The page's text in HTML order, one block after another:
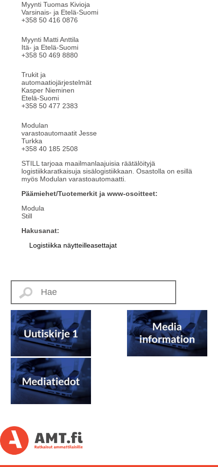
Myynti Tuomas Kivioja
Varsinais- ja Etelä-Suomi
+358 50 416 0876
Myynti Matti Anttila
Itä- ja Etelä-Suomi
+358 50 469 8880
Trukit ja
automaatiojärjestelmät
Kasper Nieminen
Etelä-Suomi
+358 50 477 2383
Modulan
varastoautomaatit Jesse
Turkka
+358 40 185 2508
STILL tarjoaa maailmanlaajuisia räätälöityjä
logistiikkaratkaisuja sisälogistiikkaan. Osastolla on esillä
myös Modulan varastoautomaatti.
Päämiehet/Tuotemerkit ja www-osoitteet:
Modula
Still
Hakusanat:
Logistiikka näytteilleasettajat